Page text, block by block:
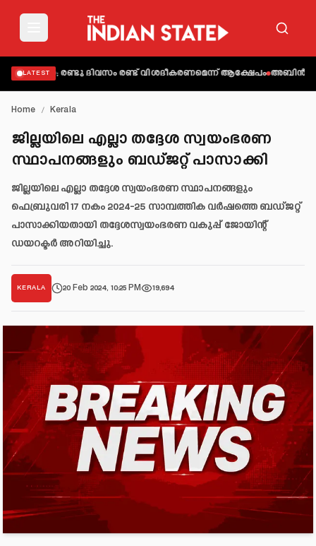
LATEST
സതീശൻ; രണ്ടു ദിവസം രണ്ട് വിശദീകരണമെന്ന് ആക്ഷേപം അബിന്‍
Home / Kerala
ജില്ലയിലെ എല്ലാ തദ്ദേശ സ്വയംഭരണ
സ്ഥാപനങ്ങളും ബഡ്ജറ്റ്‌ പാസാക്കി
ജില്ലയിലെ എല്ലാ തദ്ദേശ സ്വയംഭരണ സ്ഥാപനങ്ങളും
ഫെബ്രുവരി 17 നകം 2024-25 സാമ്പത്തിക വർഷത്തെ ബഡ്ജറ്റ്
പാസാക്കിയതായി തദ്ദേശസ്വയംഭരണ വകുപ്പ് ജോയിന്റ്
ഡയറക്ടർ അറിയിച്ചു.
KERALA 20 Feb 2024, 10:25 PM 19,694